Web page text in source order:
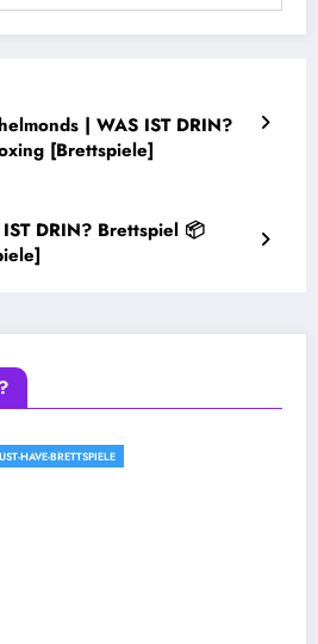
| WAS IST DRIN?
[Brettspiele]
DRIN? Brettspiel 📦